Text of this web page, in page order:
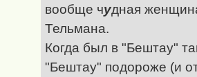
вообще чудная
Тельмана.
Когда был в "Бештау"
"Бештау" подороже (и